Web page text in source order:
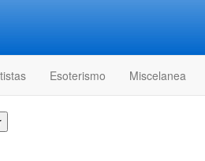
Esoterismo Miscelanea